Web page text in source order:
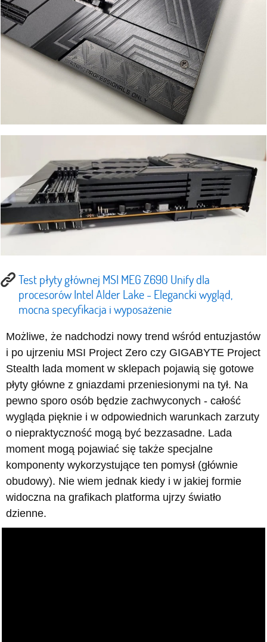
Test płyty głównej MSI MEG Z690 Unify dla
procesorów Intel Alder Lake - Elegancki wygląd,
mocna specyfikacja i wyposażenie
Możliwe, że nadchodzi nowy trend wśród entuzjastów
i po ujrzeniu MSI Project Zero czy GIGABYTE Project
Stealth lada moment w sklepach pojawią się gotowe
płyty główne z gniazdami przeniesionymi na tył. Na
pewno sporo osób będzie zachwyconych - całość
wygląda pięknie i w odpowiednich warunkach zarzuty
o niepraktyczność mogą być bezzasadne. Lada
moment mogą pojawiać się także specjalne
komponenty wykorzystujące ten pomysł (głównie
obudowy). Nie wiem jednak kiedy i w jakiej formie
widoczna na grafikach platforma ujrzy światło
dzienne.